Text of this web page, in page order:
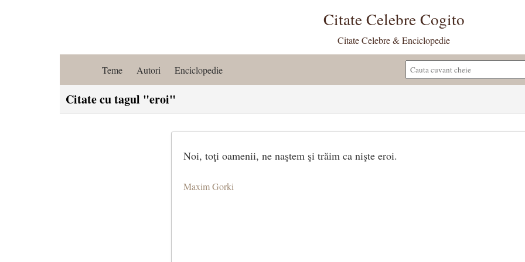
Citate Celebre Cogito
Citate Celebre & Enciclopedie
Teme Autori Enciclopedie
Citate cu tagul "eroi"
Noi, toţi oamenii, ne naştem şi trăim ca nişte eroi.
Maxim Gorki